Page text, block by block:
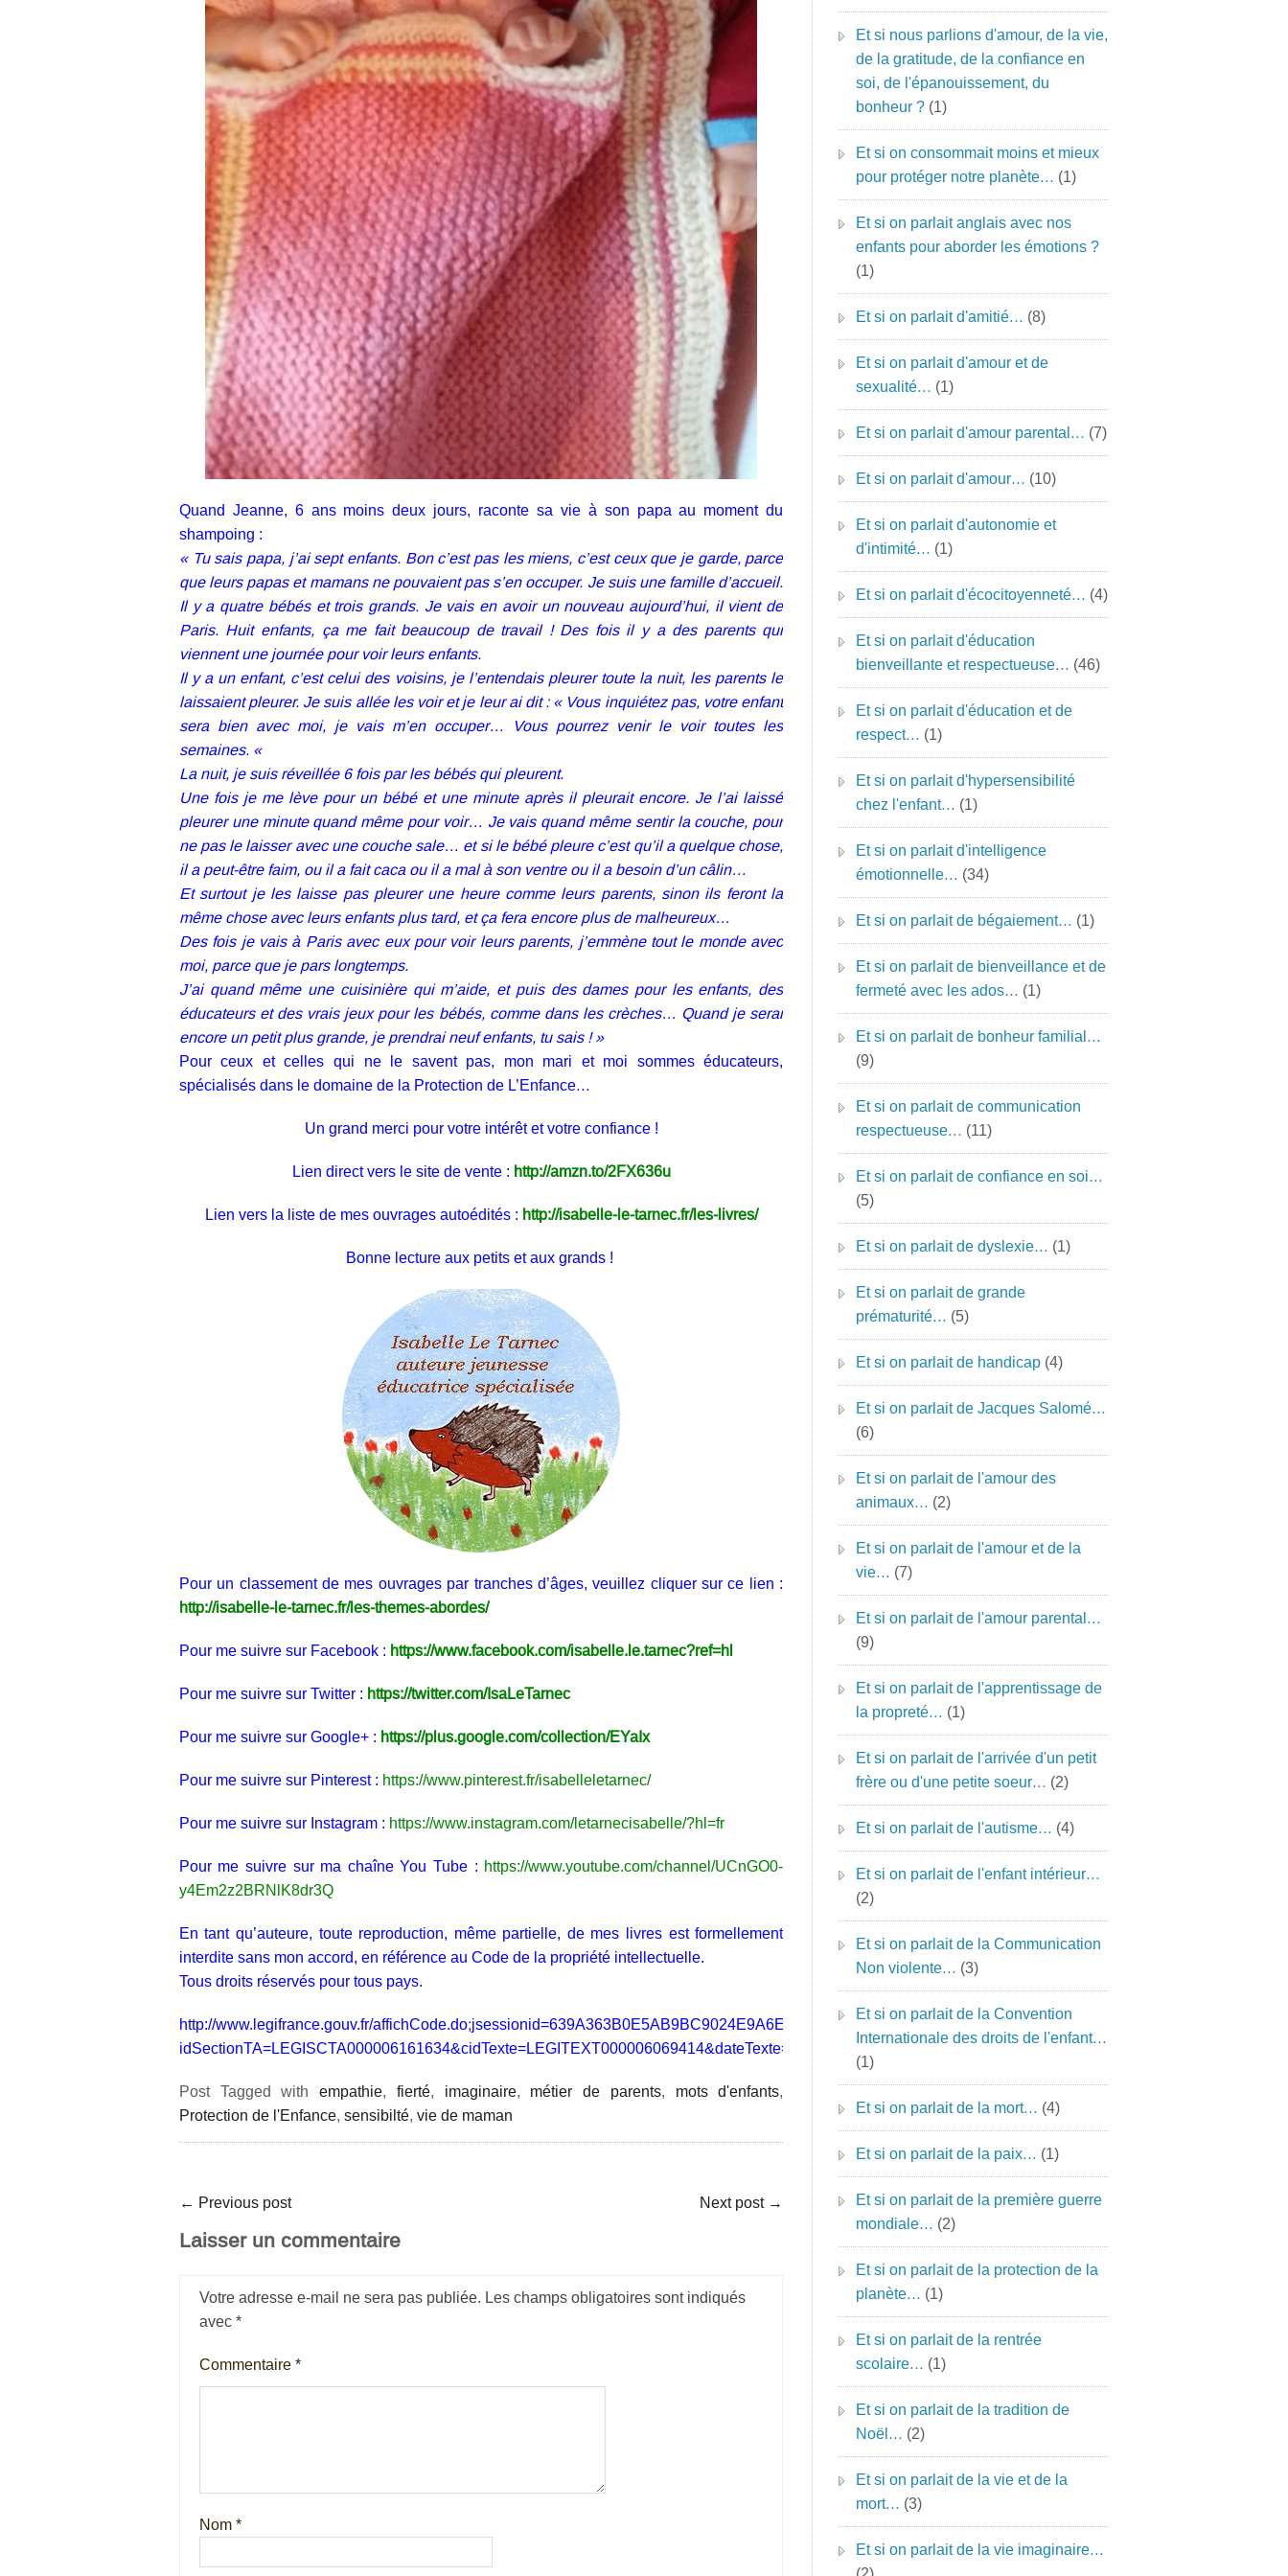
Quand Jeanne, 6 ans moins deux jours, raconte sa vie à son papa au moment du
shampoing :
« Tu sais papa, j’ai sept enfants. Bon c’est pas les miens, c’est ceux que je garde, parce
que leurs papas et mamans ne pouvaient pas s’en occuper. Je suis une famille d’accueil.
Il y a quatre bébés et trois grands. Je vais en avoir un nouveau aujourd’hui, il vient de
Paris. Huit enfants, ça me fait beaucoup de travail ! Des fois il y a des parents qui
viennent une journée pour voir leurs enfants.
Il y a un enfant, c’est celui des voisins, je l’entendais pleurer toute la nuit, les parents le
laissaient pleurer. Je suis allée les voir et je leur ai dit : « Vous inquiétez pas, votre enfant
sera bien avec moi, je vais m’en occuper… Vous pourrez venir le voir toutes les
semaines. «
La nuit, je suis réveillée 6 fois par les bébés qui pleurent.
Une fois je me lève pour un bébé et une minute après il pleurait encore. Je l’ai laissé
pleurer une minute quand même pour voir… Je vais quand même sentir la couche, pour
ne pas le laisser avec une couche sale… et si le bébé pleure c’est qu’il a quelque chose,
il a peut-être faim, ou il a fait caca ou il a mal à son ventre ou il a besoin d’un câlin…
Et surtout je les laisse pas pleurer une heure comme leurs parents, sinon ils feront la
même chose avec leurs enfants plus tard, et ça fera encore plus de malheureux…
Des fois je vais à Paris avec eux pour voir leurs parents, j’emmène tout le monde avec
moi, parce que je pars longtemps.
J’ai quand même une cuisinière qui m’aide, et puis des dames pour les enfants, des
éducateurs et des vrais jeux pour les bébés, comme dans les crèches… Quand je serai
encore un petit plus grande, je prendrai neuf enfants, tu sais ! »
Pour ceux et celles qui ne le savent pas, mon mari et moi sommes éducateurs,
spécialisés dans le domaine de la Protection de L’Enfance…
Un grand merci pour votre intérêt et votre confiance !
Lien direct vers le site de vente : http://amzn.to/2FX636u
Lien vers la liste de mes ouvrages autoédités : http://isabelle-le-tarnec.fr/les-livres/
Bonne lecture aux petits et aux grands !
Pour un classement de mes ouvrages par tranches d’âges, veuillez cliquer sur ce lien :
http://isabelle-le-tarnec.fr/les-themes-abordes/
Pour me suivre sur Facebook : https://www.facebook.com/isabelle.le.tarnec?ref=hl
Pour me suivre sur Twitter : https://twitter.com/IsaLeTarnec
Pour me suivre sur Google+ : https://plus.google.com/collection/EYaIx
Pour me suivre sur Pinterest : https://www.pinterest.fr/isabelleletarnec/
Pour me suivre sur Instagram : https://www.instagram.com/letarnecisabelle/?hl=fr
Pour me suivre sur ma chaîne You Tube : https://www.youtube.com/channel/UCnGO0-
y4Em2z2BRNlK8dr3Q
En tant qu’auteure, toute reproduction, même partielle, de mes livres est formellement
interdite sans mon accord, en référence au Code de la propriété intellectuelle.
Tous droits réservés pour tous pays.
http://www.legifrance.gouv.fr/affichCode.do;jsessionid=639A363B0E5AB9BC9024E9A6E1B4D144.tpdila12v_2?
idSectionTA=LEGISCTA000006161634&cidTexte=LEGITEXT000006069414&dateTexte=20150909
Post Tagged withempathie, fierté, imaginaire, métier de parents, mots d'enfants,
Protection de l'Enfance, sensibilté, vie de maman
← Previous post Next post →
Laisser un commentaire
Votre adresse e-mail ne sera pas publiée. Les champs obligatoires sont indiqués
avec *
Commentaire *
Nom *
Et si nous parlions d'amour, de la vie,
de la gratitude, de la confiance en
soi, de l'épanouissement, du
bonheur ?(1)
Et si on consommait moins et mieux
pour protéger notre planète… (1)
Et si on parlait anglais avec nos
enfants pour aborder les émotions ?
(1)
Et si on parlait d'amitié… (8)
Et si on parlait d'amour et de
sexualité… (1)
Et si on parlait d'amour parental… (7)
Et si on parlait d'amour… (10)
Et si on parlait d'autonomie et
d'intimité… (1)
Et si on parlait d'écocitoyenneté… (4)
Et si on parlait d'éducation
bienveillante et respectueuse… (46)
Et si on parlait d'éducation et de
respect… (1)
Et si on parlait d'hypersensibilité
chez l'enfant… (1)
Et si on parlait d'intelligence
émotionnelle… (34)
Et si on parlait de bégaiement… (1)
Et si on parlait de bienveillance et de
fermeté avec les ados… (1)
Et si on parlait de bonheur familial…
(9)
Et si on parlait de communication
respectueuse… (11)
Et si on parlait de confiance en soi…
(5)
Et si on parlait de dyslexie… (1)
Et si on parlait de grande
prématurité… (5)
Et si on parlait de handicap(4)
Et si on parlait de Jacques Salomé…
(6)
Et si on parlait de l'amour des
animaux… (2)
Et si on parlait de l'amour et de la
vie… (7)
Et si on parlait de l'amour parental…
(9)
Et si on parlait de l'apprentissage de
la propreté… (1)
Et si on parlait de l'arrivée d'un petit
frère ou d'une petite soeur… (2)
Et si on parlait de l'autisme… (4)
Et si on parlait de l'enfant intérieur…
(2)
Et si on parlait de la Communication
Non violente… (3)
Et si on parlait de la Convention
Internationale des droits de l'enfant…
(1)
Et si on parlait de la mort… (4)
Et si on parlait de la paix… (1)
Et si on parlait de la première guerre
mondiale… (2)
Et si on parlait de la protection de la
planète… (1)
Et si on parlait de la rentrée
scolaire… (1)
Et si on parlait de la tradition de
Noël… (2)
Et si on parlait de la vie et de la
mort… (3)
Et si on parlait de la vie imaginaire…